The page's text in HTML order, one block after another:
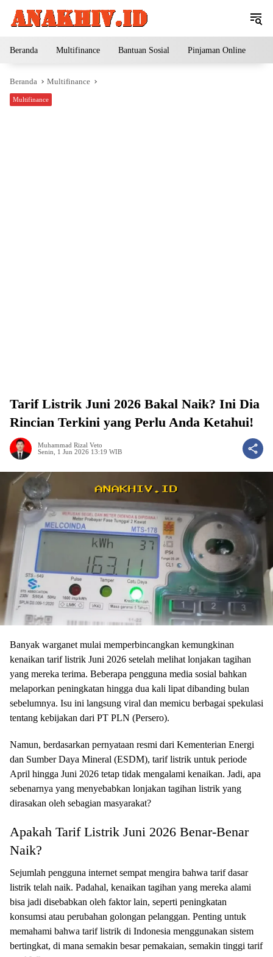
Beranda Multifinance Bantuan Sosial Pinjaman Online
Beranda Multifinance
Multifinance
Tarif Listrik Juni 2026 Bakal Naik? Ini Dia
Rincian Terkini yang Perlu Anda Ketahui!
Muhammad Rizal Veto
Senin, 1 Jun 2026 13:19 WIB
Banyak warganet mulai memperbincangkan kemungkinan
kenaikan tarif listrik Juni 2026 setelah melihat lonjakan tagihan
yang mereka terima. Beberapa pengguna media sosial bahkan
melaporkan peningkatan hingga dua kali lipat dibanding bulan
sebelumnya. Isu ini langsung viral dan memicu berbagai spekulasi
tentang kebijakan dari PT PLN (Persero).
Namun, berdasarkan pernyataan resmi dari Kementerian Energi
dan Sumber Daya Mineral (ESDM), tarif listrik untuk periode
April hingga Juni 2026 tetap tidak mengalami kenaikan. Jadi, apa
sebenarnya yang menyebabkan lonjakan tagihan listrik yang
dirasakan oleh sebagian masyarakat?
Apakah Tarif Listrik Juni 2026 Benar-Benar
Naik?
Sejumlah pengguna internet sempat mengira bahwa tarif dasar
listrik telah naik. Padahal, kenaikan tagihan yang mereka alami
bisa jadi disebabkan oleh faktor lain, seperti peningkatan
konsumsi atau perubahan golongan pelanggan. Penting untuk
memahami bahwa tarif listrik di Indonesia menggunakan sistem
bertingkat, di mana semakin besar pemakaian, semakin tinggi tarif